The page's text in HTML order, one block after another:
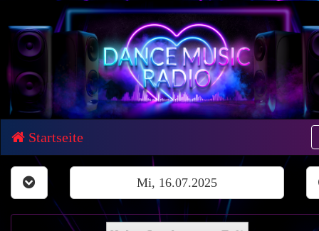
Startseite
Mi, 16.07.2025